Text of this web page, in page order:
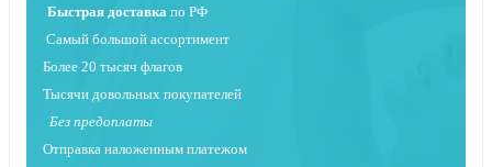
Быстрая доставка по РФ
Самый большой ассортимент
Более 20 тысяч флагов
Тысячи довольных покупателей
Без предоплаты
Отправка наложенным платежом